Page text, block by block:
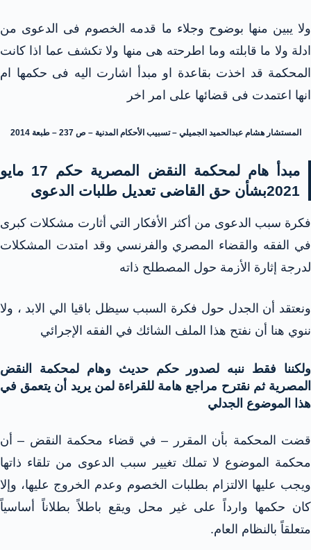
ولا يبين منها بوضوح وجلاء ما قدمه الخصوم فى الدعوى من
ادلة ولا ما قابلته وما اطرحته هى منها ولا تكشف عما اذا كانت
المحكمة قد اخذت بقاعدة او مبدأ اشارت اليه فى حكمها ام
انها اعتمدت فى قضائها على امر اخر
المستشار هشام عبدالحميد الجميلي – تسبيب الأحكام المدنية – ص 237 – طبعة 2014
مبدأ هام لمحكمة النقض المصرية حكم 17 مايو
2021بشأن حق القاضى تعديل طلبات الدعوى
فكرة سبب الدعوى من أكثر الأفكار التي أثارت مشكلات كبرى
في الفقه والقضاء المصري والفرنسي وقد امتدت المشكلات
لدرجة إثارة الأزمة حول المصطلح ذاته
ونعتقد أن الجدل حول فكرة السبب سيظل باقيا الي الابد ، ولا
ننوي هنا أن نفتح هذا الملف الشائك في الفقه الإجرائي
ولكننا فقط ننبه لصدور حكم حديث وهام لمحكمة النقض
المصرية ثم نقترح مراجع هامة للقراءة لمن يريد أن يتعمق في
هذا الموضوع الجدلي
قضت المحكمة بأن المقرر – في قضاء محكمة النقض – أن
محكمة الموضوع لا تملك تغيير سبب الدعوى من تلقاء ذاتها
ويجب عليها الالتزام بطلبات الخصوم وعدم الخروج عليها، وإلا
كان حكمها وارداً على غير محل ويقع باطلاً بطلاناً أساسياً
متعلقاً بالنظام العام.